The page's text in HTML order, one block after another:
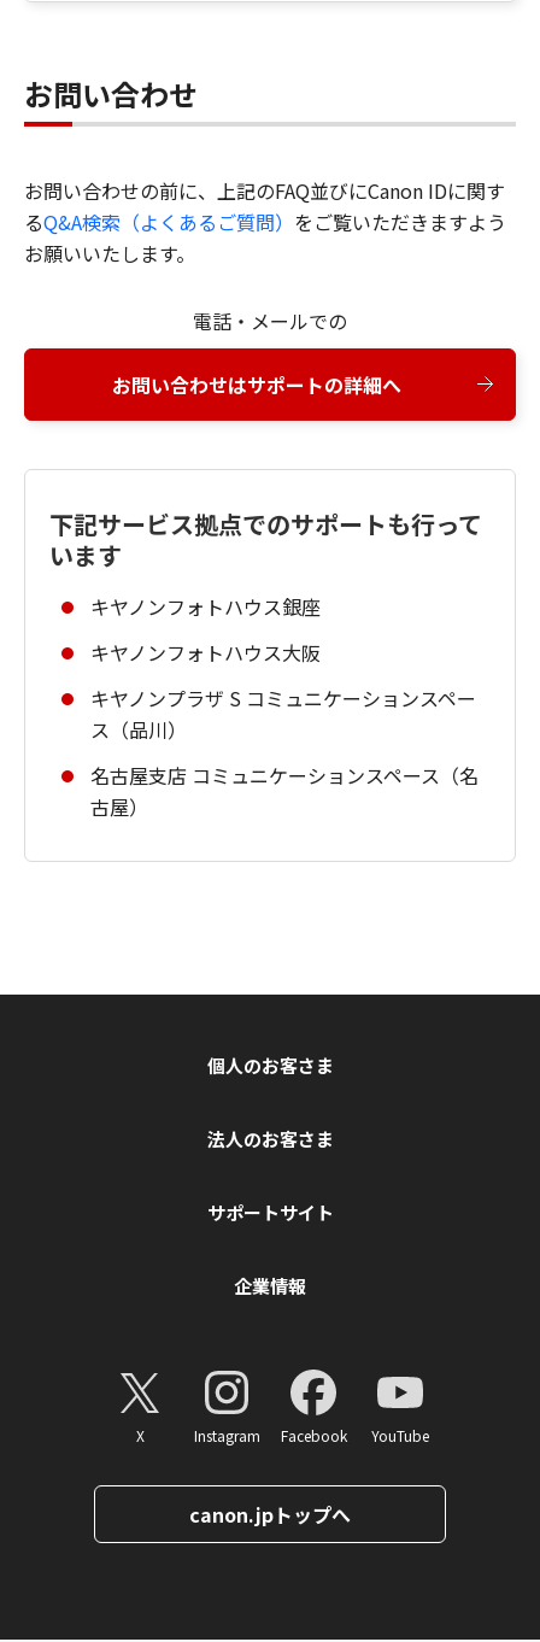
お問い合わせ
お問い合わせの前に、上記のFAQ並びにCanon IDに関す
るQ&A検索（よくあるご質問） をご覧いただきますよう
お願いいたします。
電話・メールでの
お問い合わせはサポートの詳細へ
下記サービス拠点でのサポートも行って
います
キヤノンフォトハウス銀座
キヤノンフォトハウス大阪
キヤノンプラザ S コミュニケーションスペー
ス（品川）
名古屋支店 コミュニケーションスペース（名
古屋）
個人のお客さま
法人のお客さま
サポートサイト
企業情報
X Instagram Facebook YouTube
canon.jpトップへ